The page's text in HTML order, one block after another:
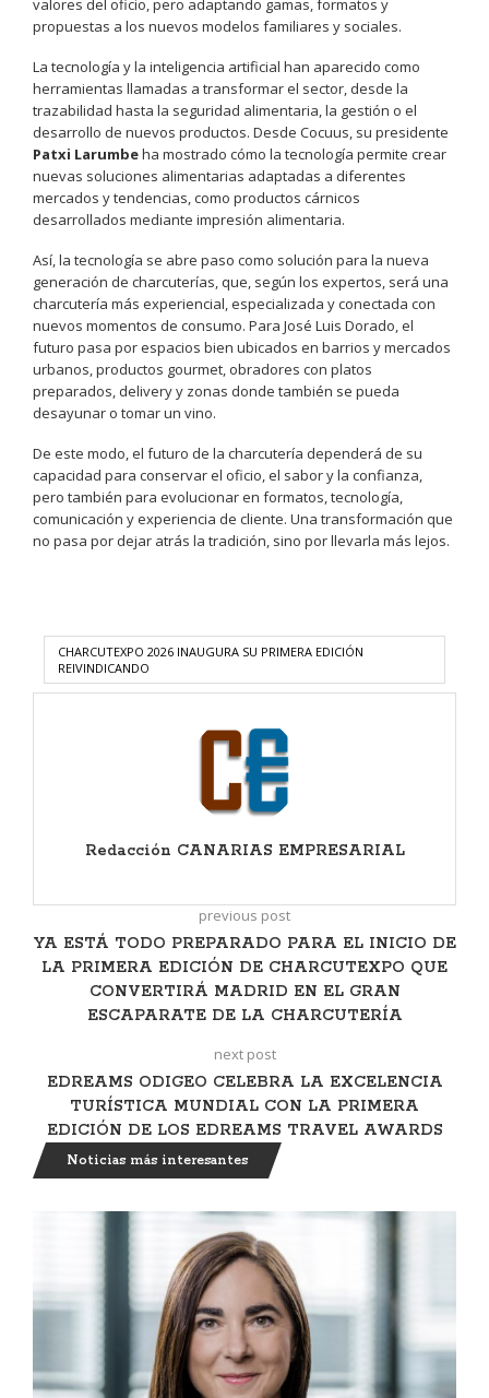
valores del oficio, pero adaptando gamas, formatos y
propuestas a los nuevos modelos familiares y sociales.
La tecnología y la inteligencia artificial han aparecido como
herramientas llamadas a transformar el sector, desde la
trazabilidad hasta la seguridad alimentaria, la gestión o el
desarrollo de nuevos productos. Desde Cocuus, su presidente
Patxi Larumbeha mostrado cómo la tecnología permite crear
nuevas soluciones alimentarias adaptadas a diferentes
mercados y tendencias, como productos cárnicos
desarrollados mediante impresión alimentaria.
Así, la tecnología se abre paso como solución para la nueva
generación de charcuterías, que, según los expertos, será una
charcutería más experiencial, especializada y conectada con
nuevos momentos de consumo. Para José Luis Dorado, el
futuro pasa por espacios bien ubicados en barrios y mercados
urbanos, productos gourmet, obradores con platos
preparados, delivery y zonas donde también se pueda
desayunar o tomar un vino.
De este modo, el futuro de la charcutería dependerá de su
capacidad para conservar el oficio, el sabor y la confianza,
pero también para evolucionar en formatos, tecnología,
comunicación y experiencia de cliente. Una transformación que
no pasa por dejar atrás la tradición, sino por llevarla más lejos.
CHARCUTEXPO 2026 INAUGURA SU PRIMERA EDICIÓN
REIVINDICANDO
Redacción CANARIAS EMPRESARIAL
previous post
YA ESTÁ TODO PREPARADO PARA EL INICIO DE
LA PRIMERA EDICIÓN DE CHARCUTEXPO QUE
CONVERTIRÁ MADRID EN EL GRAN
ESCAPARATE DE LA CHARCUTERÍA
next post
EDREAMS ODIGEO CELEBRA LA EXCELENCIA
TURÍSTICA MUNDIAL CON LA PRIMERA
EDICIÓN DE LOS EDREAMS TRAVEL AWARDS
Noticias más interesantes